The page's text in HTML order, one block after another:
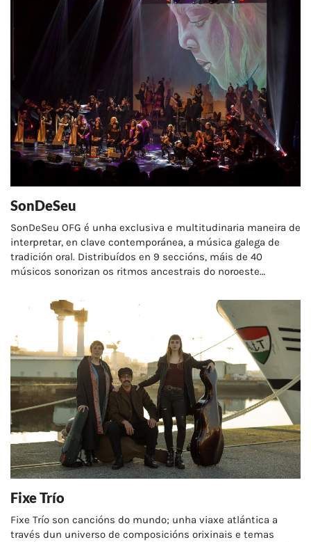
SonDeSeu
SonDeSeu OFG é unha exclusiva e multitudinaria maneira de
interpretar, en clave contemporánea, a música galega de
tradición oral. Distribuídos en 9 seccións, máis de 40
músicos sonorizan os ritmos ancestrais do noroeste
Fixe Trío
Fixe Trío son cancións do mundo; unha viaxe atlántica a
través dun universo de composicións orixinais e temas